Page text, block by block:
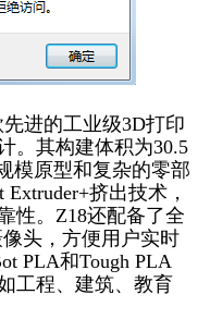
先进的工业级3D打印
。其构建体积为30.5
模原型和复杂的零部
挤出技术，
性。Z18还配备了全
头，方便用户实时
PLA和Tough PLA
工程、建筑、教育